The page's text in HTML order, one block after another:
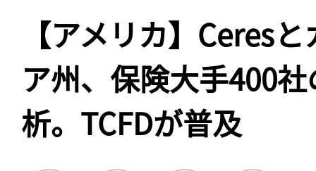
【アメリカ】Ceres
ア州、保険大手400
析。TCFDが普及